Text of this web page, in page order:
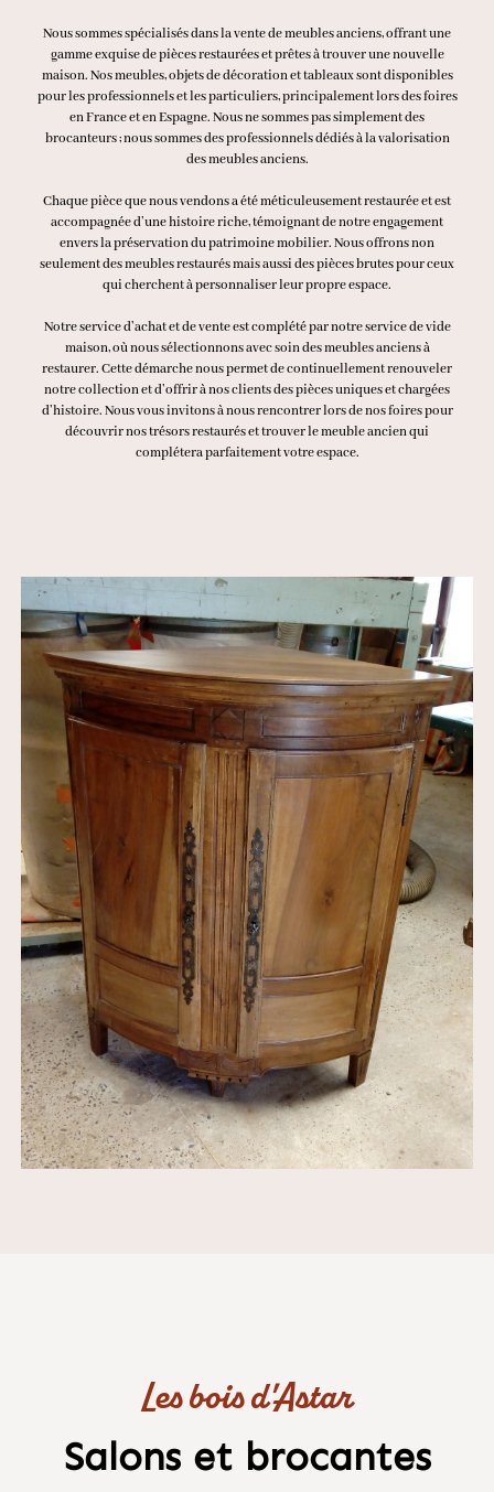
Nous sommes spécialisés dans la vente de meubles anciens, offrant une
gamme exquise de pièces restaurées et prêtes à trouver une nouvelle
maison. Nos meubles, objets de décoration et tableaux sont disponibles
pour les professionnels et les particuliers, principalement lors des foires
en France et en Espagne. Nous ne sommes pas simplement des
brocanteurs ; nous sommes des professionnels dédiés à la valorisation
des meubles anciens.
Chaque pièce que nous vendons a été méticuleusement restaurée et est
accompagnée d’une histoire riche, témoignant de notre engagement
envers la préservation du patrimoine mobilier. Nous offrons non
seulement des meubles restaurés mais aussi des pièces brutes pour ceux
qui cherchent à personnaliser leur propre espace.
Notre service d’achat et de vente est complété par notre service de vide
maison, où nous sélectionnons avec soin des meubles anciens à
restaurer. Cette démarche nous permet de continuellement renouveler
notre collection et d’offrir à nos clients des pièces uniques et chargées
d’histoire. Nous vous invitons à nous rencontrer lors de nos foires pour
découvrir nos trésors restaurés et trouver le meuble ancien qui
complétera parfaitement votre espace.
Les bois d'Astar
Salons et brocantes